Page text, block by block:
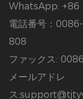
WhatsApp:
電話番号：
808
ファックス:
メールアドレ
ス